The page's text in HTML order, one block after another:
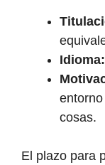
Idioma:
cosas.
El plazo para